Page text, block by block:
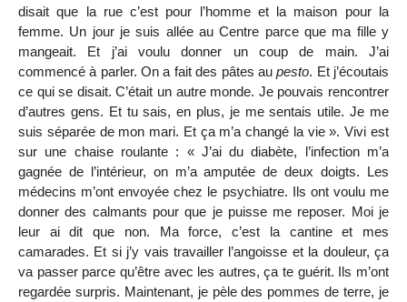
disait que la rue c’est pour l’homme et la maison pour la
femme. Un jour je suis allée au Centre parce que ma fille y
mangeait. Et j’ai voulu donner un coup de main. J’ai
commencé à parler. On a fait des pâtes aupesto. Et j’écoutais
ce qui se disait. C’était un autre monde. Je pouvais rencontrer
d’autres gens. Et tu sais, en plus, je me sentais utile. Je me
suis séparée de mon mari. Et ça m’a changé la vie ». Vivi est
sur une chaise roulante : « J’ai du diabète, l’infection m’a
gagnée de l’intérieur, on m’a amputée de deux doigts. Les
médecins m’ont envoyée chez le psychiatre. Ils ont voulu me
donner des calmants pour que je puisse me reposer. Moi je
leur ai dit que non. Ma force, c’est la cantine et mes
camarades. Et si j’y vais travailler l’angoisse et la douleur, ça
va passer parce qu’être avec les autres, ça te guérit. Ils m’ont
regardée surpris. Maintenant, je pèle des pommes de terre, je